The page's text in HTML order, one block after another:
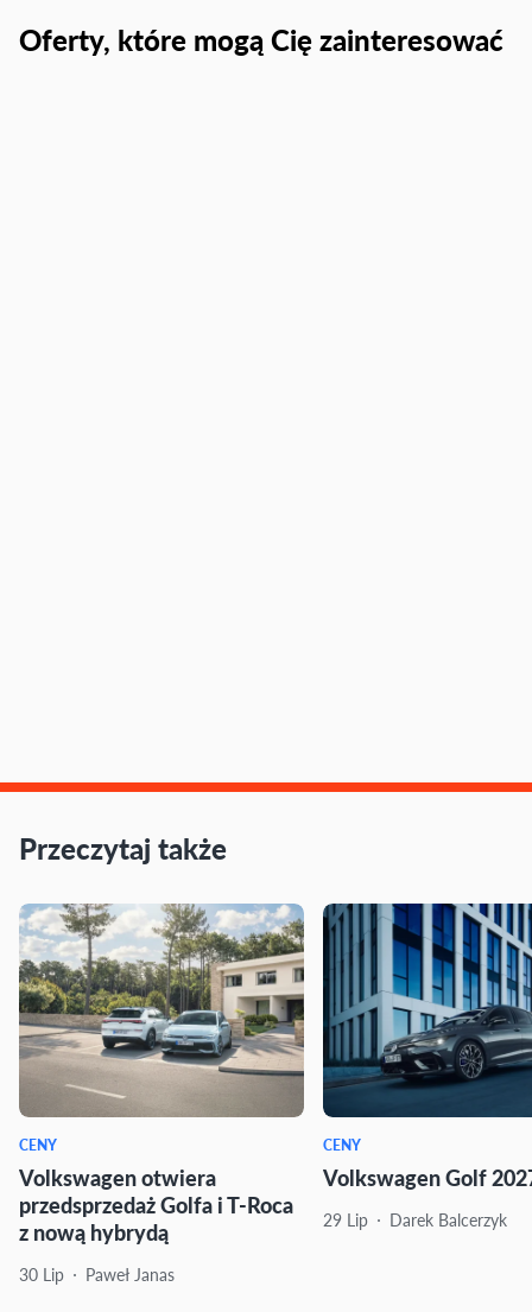
Oferty, które mogą Cię zainteresować
Przeczytaj także
CENY
Volkswagen otwiera
przedsprzedaż Golfa i T-Roca
z nową hybrydą
30 Lip Paweł Janas
CENY
Volkswagen Golf
29 Lip Darek Balcerzyk